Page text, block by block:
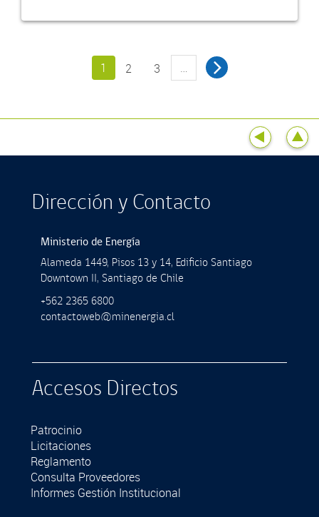
1 2 3 …
Dirección y Contacto
Ministerio de Energía
Alameda 1449, Pisos 13 y 14, Ediﬁcio Santiago
Downtown II, Santiago de Chile
+562 2365 6800
contactoweb@minenergia.cl
Accesos Directos
Patrocinio
Licitaciones
Reglamento
Consulta Proveedores
Informes Gestión Institucional